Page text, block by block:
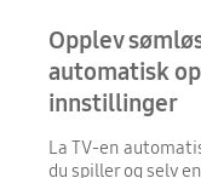
Opplev
automatisk
innstillinger
La TV-en
du spiller og selv